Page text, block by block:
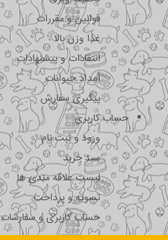
قوانین و مقررات
غذا وزن بالا
انتقادات و پیشنهادات
امداد حیوانات
پیگیری سفارش
حساب کاربری
ورود و ثبت نام
سبد خرید
لیست علاقه مندی ها
تسویه و پرداخت
حساب کاربری و سفارشات